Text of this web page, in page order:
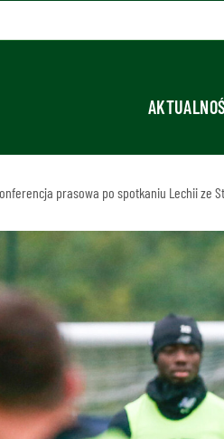
prasowa po spotkaniu Lechii ze